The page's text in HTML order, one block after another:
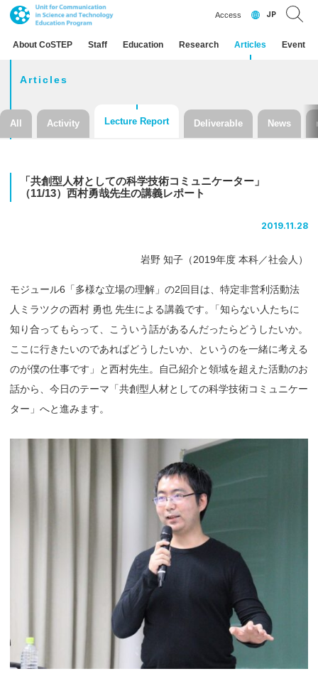
About CoSTEP Staff Education Research Articles Event
Access JP
Articles
All Activity Lecture Report Deliverable News
「共創型人材としての科学技術コミュニケーター」
（11/13） 西村勇哉先生の講義レポート
2019.11.28
岩野 知子（2019年度 本科／社会人）
モジュール6「多様な立場の理解」の2回目は、特定非営利活動法
人ミラツクの西村 勇也 先生による講義です。
「知らない人たちに
知り合ってもらって、こういう話があるんだったらどうしたいか。
ここに行きたいのであればどうしたいか、というのを一緒に考える
のが僕の仕事です」と西村先生。自己紹介と領域を超えた活動のお
話から、今日のテーマ「共創型人材としての科学技術コミュニケー
ター」へと進みます。